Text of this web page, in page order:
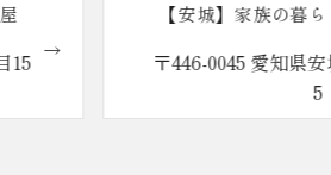
【安城】家族の暮らしに
〒446-0045 愛知県安城市